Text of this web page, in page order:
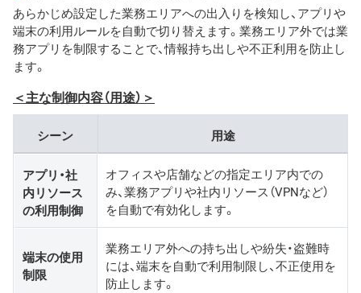
あらかじめ設定した業務エリアへの出入りを検知し、アプリや
端末の利用ルールを自動で切り替えます。業務エリア外では業
務アプリを制限することで、情報持ち出しや不正利用を防止し
ます。
＜主な制御内容（用途）＞
シーン 用途
アプリ・社
内リソース
の利用制御
オフィスや店舗などの指定エリア内での
み、業務アプリや社内リソース（VPNなど）
を自動で有効化します。
端末の使用
制限
業務エリア外への持ち出しや紛失・盗難時
には、端末を自動で利用制限し、不正使用を
防止します。